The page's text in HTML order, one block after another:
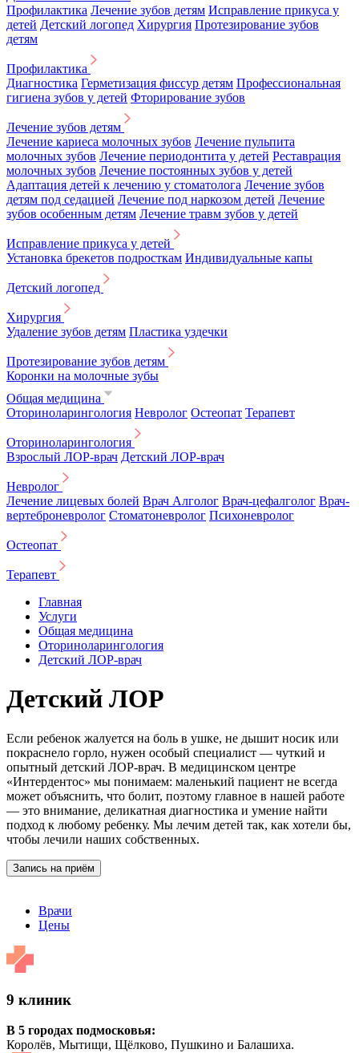
Профилактика Лечение зубов детям Исправление прикуса у
детей Детский логопед Хирургия Протезирование зубов
детям
Профилактика
Диагностика Герметизация фиссур детям Профессиональная
гигиена зубов у детей Фторирование зубов
Лечение зубов детям
Лечение кариеса молочных зубов Лечение пульпита
молочных зубов Лечение периодонтита у детей Реставрация
молочных зубов Лечение постоянных зубов у детей
Адаптация детей к лечению у стоматолога Лечение зубов
детям под седацией Лечение под наркозом детей Лечение
зубов особенным детям Лечение травм зубов у детей
Исправление прикуса у детей
Установка брекетов подросткам Индивидуальные капы
Детский логопед
Хирургия
Удаление зубов детям Пластика уздечки
Протезирование зубов детям
Коронки на молочные зубы
Общая медицина
Оториноларингология Невролог Остеопат Терапевт
Оториноларингология
Взрослый ЛОР-врач Детский ЛОР-врач
Невролог
Лечение лицевых болей Врач Алголог Врач-цефалголог Врач-
вертеброневролог Стоматоневролог Психоневролог
Остеопат
Терапевт
Главная
Услуги
Общая медицина
Оториноларингология
Детский ЛОР-врач
Детский ЛОР
Если ребенок жалуется на боль в ушке, не дышит носик или
покраснело горло, нужен особый специалист — чуткий и
опытный детский ЛОР-врач. В медицинском центре
«Интердентос» мы понимаем: маленький пациент не всегда
может объяснить, что болит, поэтому главное в нашей работе
— это внимание, деликатная диагностика и умение найти
подход к любому ребенку. Мы лечим детей так, как хотели бы,
чтобы лечили наших собственных.
Запись на приём
Врачи
Цены
9 клиник
В 5 городах подмосковья:
Королёв, Мытищи, Щёлково, Пушкино и Балашиха.